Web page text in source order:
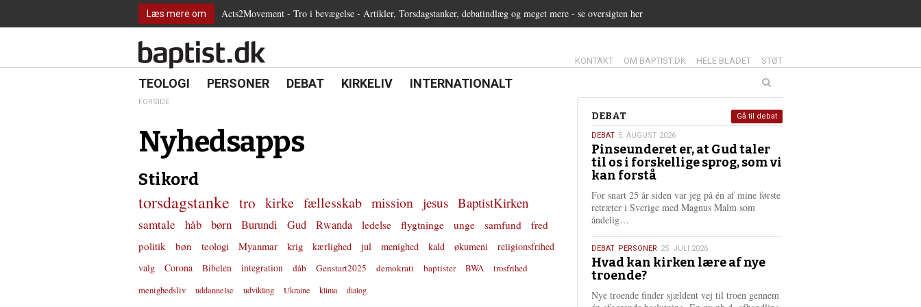
gå
for
6.0:
Internationalt
Læs mere om Acts2Movement - Tro i bevægelse - Artikler, Torsdagstanker, debatindlæg og meget mere - se oversigten her
13.0:
KONTAKT 14.0:
OM BAPTIST.DK 15.0:
HELE BLADET 16.0:
STØT
18.0:
TEOLOGI 19.0:
PERSONER 20.0:
DEBAT 21.0:
KIRKELIV 22.0:
INTERNATIONALT
FORSIDE
Nyhedsapps
Stikord
torsdagstanke tro kirke fællesskab mission jesus BaptistKirken
samtale håb børn Burundi Gud Rwanda ledelse flygtninge unge samfund
fred
politik
bøn teologi Myanmar krig kærlighed jul menighed kald økumeni
religionsfrihed
valg
Corona Bibelen integration dåb Genstart2025 demokrati baptister BWA
trosfrihed
menighedsliv
uddannelse udvikling Ukraine klima dialog
Debat
DEBAT
5.
august
2026
DEBAT 5. AUGUST 2026
Pinseunderet er, at Gud taler
til os i forskellige sprog, som vi
kan forstå
For snart 25 år siden var jeg på én af mine første
retræter i Sverige med Magnus Malm som
åndelig…
s
m
e
r
e
25.
juli
2026
DEBAT, PERSONER 25. JULI 2026
Hvad kan kirken lære af nye
troende?
Nye troende finder sjældent vej til troen gennem
Gå til debat